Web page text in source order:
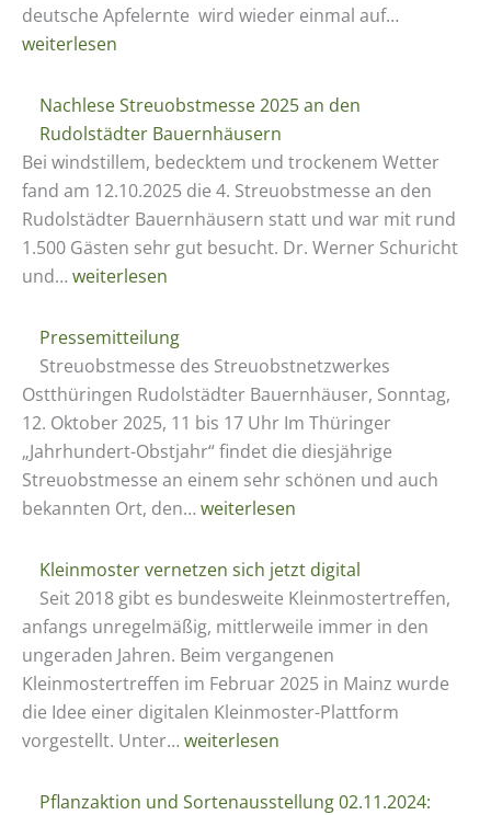
deutsche Apfelernte wird wieder einmal auf…
weiterlesen
Nachlese Streuobstmesse 2025 an den
Rudolstädter Bauernhäusern
Bei windstillem, bedecktem und trockenem Wetter
fand am 12.10.2025 die 4. Streuobstmesse an den
Rudolstädter Bauernhäusern statt und war mit rund
1.500 Gästen sehr gut besucht. Dr. Werner Schuricht
und… Nachlese
2025
an
den
Rudolstädter
Bauernhäusern
weiterlesen
Pressemitteilung
Streuobstmesse des Streuobstnetzwerkes
Ostthüringen Rudolstädter Bauernhäuser, Sonntag,
12. Oktober 2025, 11 bis 17 Uhr Im Thüringer
„Jahrhundert-Obstjahr“ findet die diesjährige
Streuobstmesse an einem sehr schönen und auch
bekannten Ort, den… Pressemitteilung
weiterlesen
Kleinmoster vernetzen sich jetzt digital
Seit 2018 gibt es bundesweite Kleinmostertreffen,
anfangs unregelmäßig, mittlerweile immer in den
ungeraden Jahren. Beim vergangenen
Kleinmostertreffen im Februar 2025 in Mainz wurde
die Idee einer digitalen Kleinmoster-Plattform
vorgestellt. Unter… Kleinmoster
sich
weiterlesen
Pflanzaktion und Sortenausstellung 02.11.2024: